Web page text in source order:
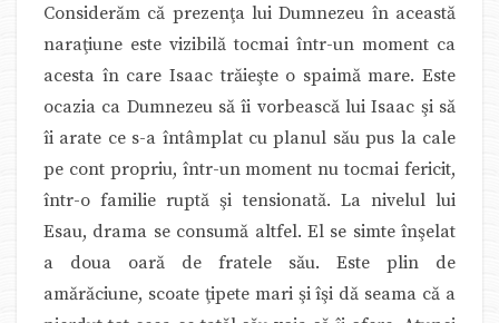
Considerăm că prezenţa lui Dumnezeu în această
naraţiune este vizibilă tocmai într-un moment ca
acesta în care Isaac trăieşte o spaimă mare. Este
ocazia ca Dumnezeu să îi vorbească lui Isaac şi să
îi arate ce s-a întâmplat cu planul său pus la cale
pe cont propriu, într-un moment nu tocmai fericit,
într-o familie ruptă şi tensionată. La nivelul lui
Esau, drama se consumă altfel. El se simte înşelat
a doua oară de fratele său. Este plin de
amărăciune, scoate ţipete mari şi îşi dă seama că a